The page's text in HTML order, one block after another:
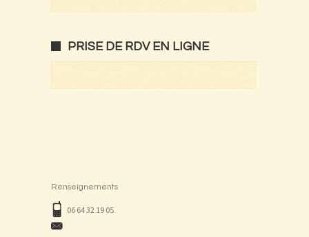
PRISE DE RDV EN LIGNE
Renseignements
06 64 32 19 05